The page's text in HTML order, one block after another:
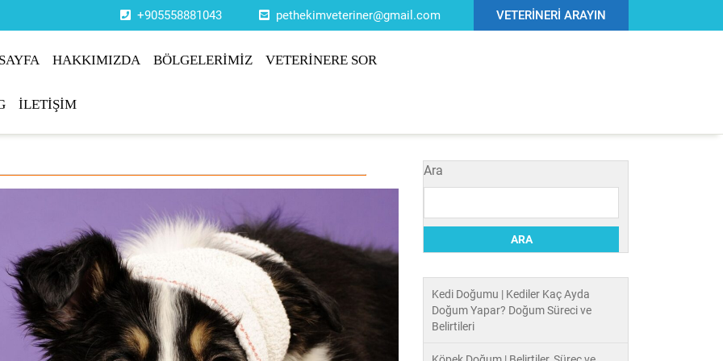
+905558881043 pethekimveteriner@gmail.com VETERİNERİ ARAYIN
HAKKIMIZDA BÖLGELERİMİZ VETERİNERE SOR
İLETİŞİM
Ara
ARA
Kedi Doğumu | Kediler Kaç Ayda
Doğum Yapar? Doğum Süreci ve
Belirtileri